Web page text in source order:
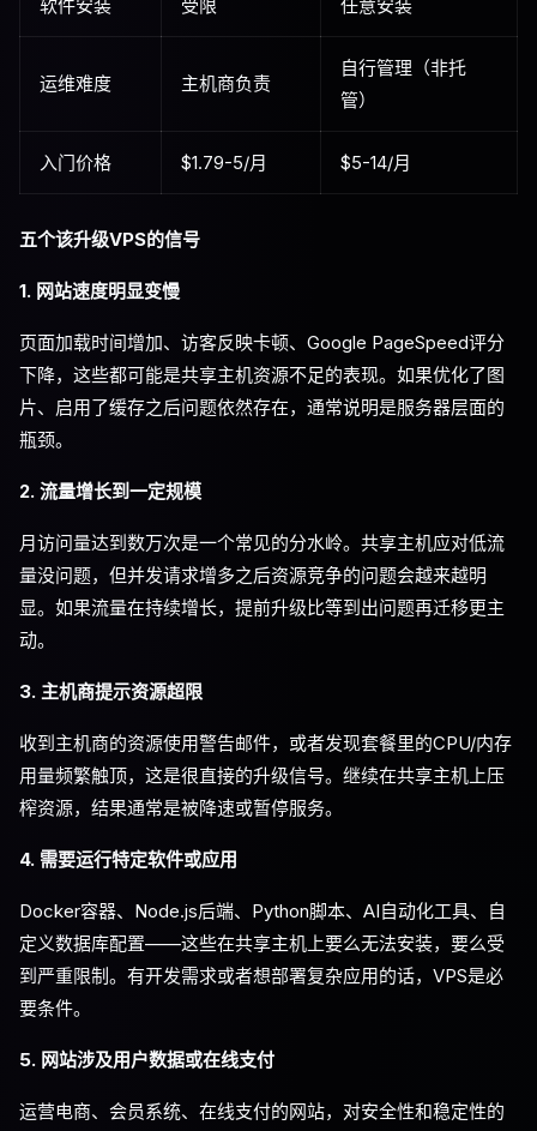
软件安装 受限 任意安装
运维难度 主机商负责
自行管理（非托
管）
入门价格 $1.79-5/月 $5-14/月
五个该升级VPS的信号
1. 网站速度明显变慢
页面加载时间增加、访客反映卡顿、Google PageSpeed评分
下降，这些都可能是共享主机资源不足的表现。如果优化了图
片、启用了缓存之后问题依然存在，通常说明是服务器层面的
瓶颈。
2. 流量增长到一定规模
月访问量达到数万次是一个常见的分水岭。共享主机应对低流
量没问题，但并发请求增多之后资源竞争的问题会越来越明
显。如果流量在持续增长，提前升级比等到出问题再迁移更主
动。
3. 主机商提示资源超限
收到主机商的资源使用警告邮件，或者发现套餐里的CPU/内存
用量频繁触顶，这是很直接的升级信号。继续在共享主机上压
榨资源，结果通常是被降速或暂停服务。
4. 需要运行特定软件或应用
Docker容器、Node.js后端、Python脚本、AI自动化工具、自
定义数据库配置——这些在共享主机上要么无法安装，要么受
到严重限制。有开发需求或者想部署复杂应用的话，VPS是必
要条件。
5. 网站涉及用户数据或在线支付
运营电商、会员系统、在线支付的网站，对安全性和稳定性的